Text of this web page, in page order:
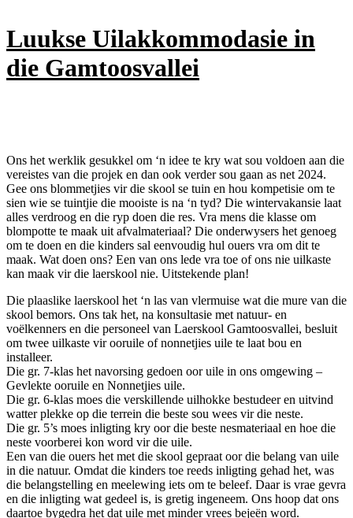
Luukse Uilakkommodasie in
die Gamtoosvallei
Ons het werklik gesukkel om ‘n idee te kry wat sou voldoen aan die
vereistes van die projek en dan ook verder sou gaan as net 2024.
Gee ons blommetjies vir die skool se tuin en hou kompetisie om te
sien wie se tuintjie die mooiste is na ‘n tyd? Die wintervakansie laat
alles verdroog en die ryp doen die res. Vra mens die klasse om
blompotte te maak uit afvalmateriaal? Die onderwysers het genoeg
om te doen en die kinders sal eenvoudig hul ouers vra om dit te
maak. Wat doen ons? Een van ons lede vra toe of ons nie uilkaste
kan maak vir die laerskool nie. Uitstekende plan!
Die plaaslike laerskool het ‘n las van vlermuise wat die mure van die
skool bemors. Ons tak het, na konsultasie met natuur- en
voëlkenners en die personeel van Laerskool Gamtoosvallei, besluit
om twee uilkaste vir ooruile of nonnetjies uile te laat bou en
installeer.
Die gr. 7-klas het navorsing gedoen oor uile in ons omgewing –
Gevlekte ooruile en Nonnetjies uile.
Die gr. 6-klas moes die verskillende uilhokke bestudeer en uitvind
watter plekke op die terrein die beste sou wees vir die neste.
Die gr. 5’s moes inligting kry oor die beste nesmateriaal en hoe die
neste voorberei kon word vir die uile.
Een van die ouers het met die skool gepraat oor die belang van uile
in die natuur. Omdat die kinders toe reeds inligting gehad het, was
die belangstelling en meelewing iets om te beleef. Daar is vrae gevra
en die inligting wat gedeel is, is gretig ingeneem. Ons hoop dat ons
daartoe bygedra het dat uile met minder vrees bejeën word.